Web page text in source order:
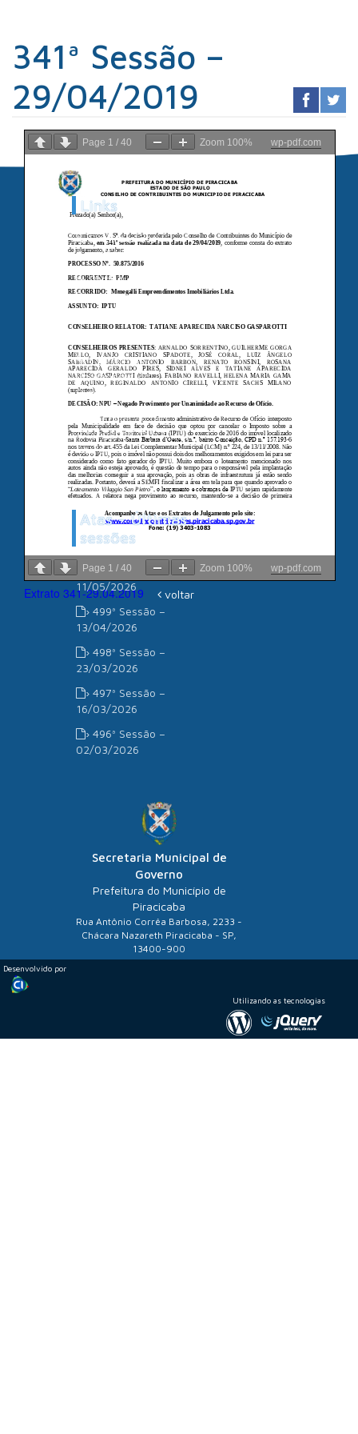
341ª Sessão –
29/04/2019
Page 1 / 40 Zoom 100% wp-pdf.com
Page 1 / 40 Zoom 100% wp-pdf.com
Extrato 341-29.04.2019 voltar
Links
Sindicato dos
Contabilistas
Prefeitura de
Piracicaba
Câmara de
Vereadores de
Piracicaba
Associação dos
Advogados de São
Paulo
Atas - Últimas
sessões
› 500ª Sessão –
11/05/2026
› 499ª Sessão –
13/04/2026
› 498ª Sessão –
23/03/2026
› 497ª Sessão –
16/03/2026
› 496ª Sessão –
02/03/2026
Secretaria Municipal de
Governo
Prefeitura do Município de
Piracicaba
Rua Antônio Corrêa Barbosa, 2233 -
Chácara Nazareth Piracicaba - SP,
13400-900
Desenvolvido por
Utilizando as tecnologias